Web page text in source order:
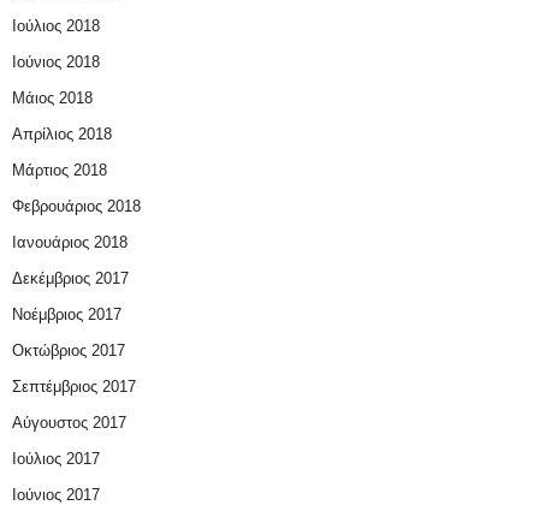
Ιούλιος 2018
Ιούνιος 2018
Μάιος 2018
Απρίλιος 2018
Μάρτιος 2018
Φεβρουάριος 2018
Ιανουάριος 2018
Δεκέμβριος 2017
Νοέμβριος 2017
Οκτώβριος 2017
Σεπτέμβριος 2017
Αύγουστος 2017
Ιούλιος 2017
Ιούνιος 2017